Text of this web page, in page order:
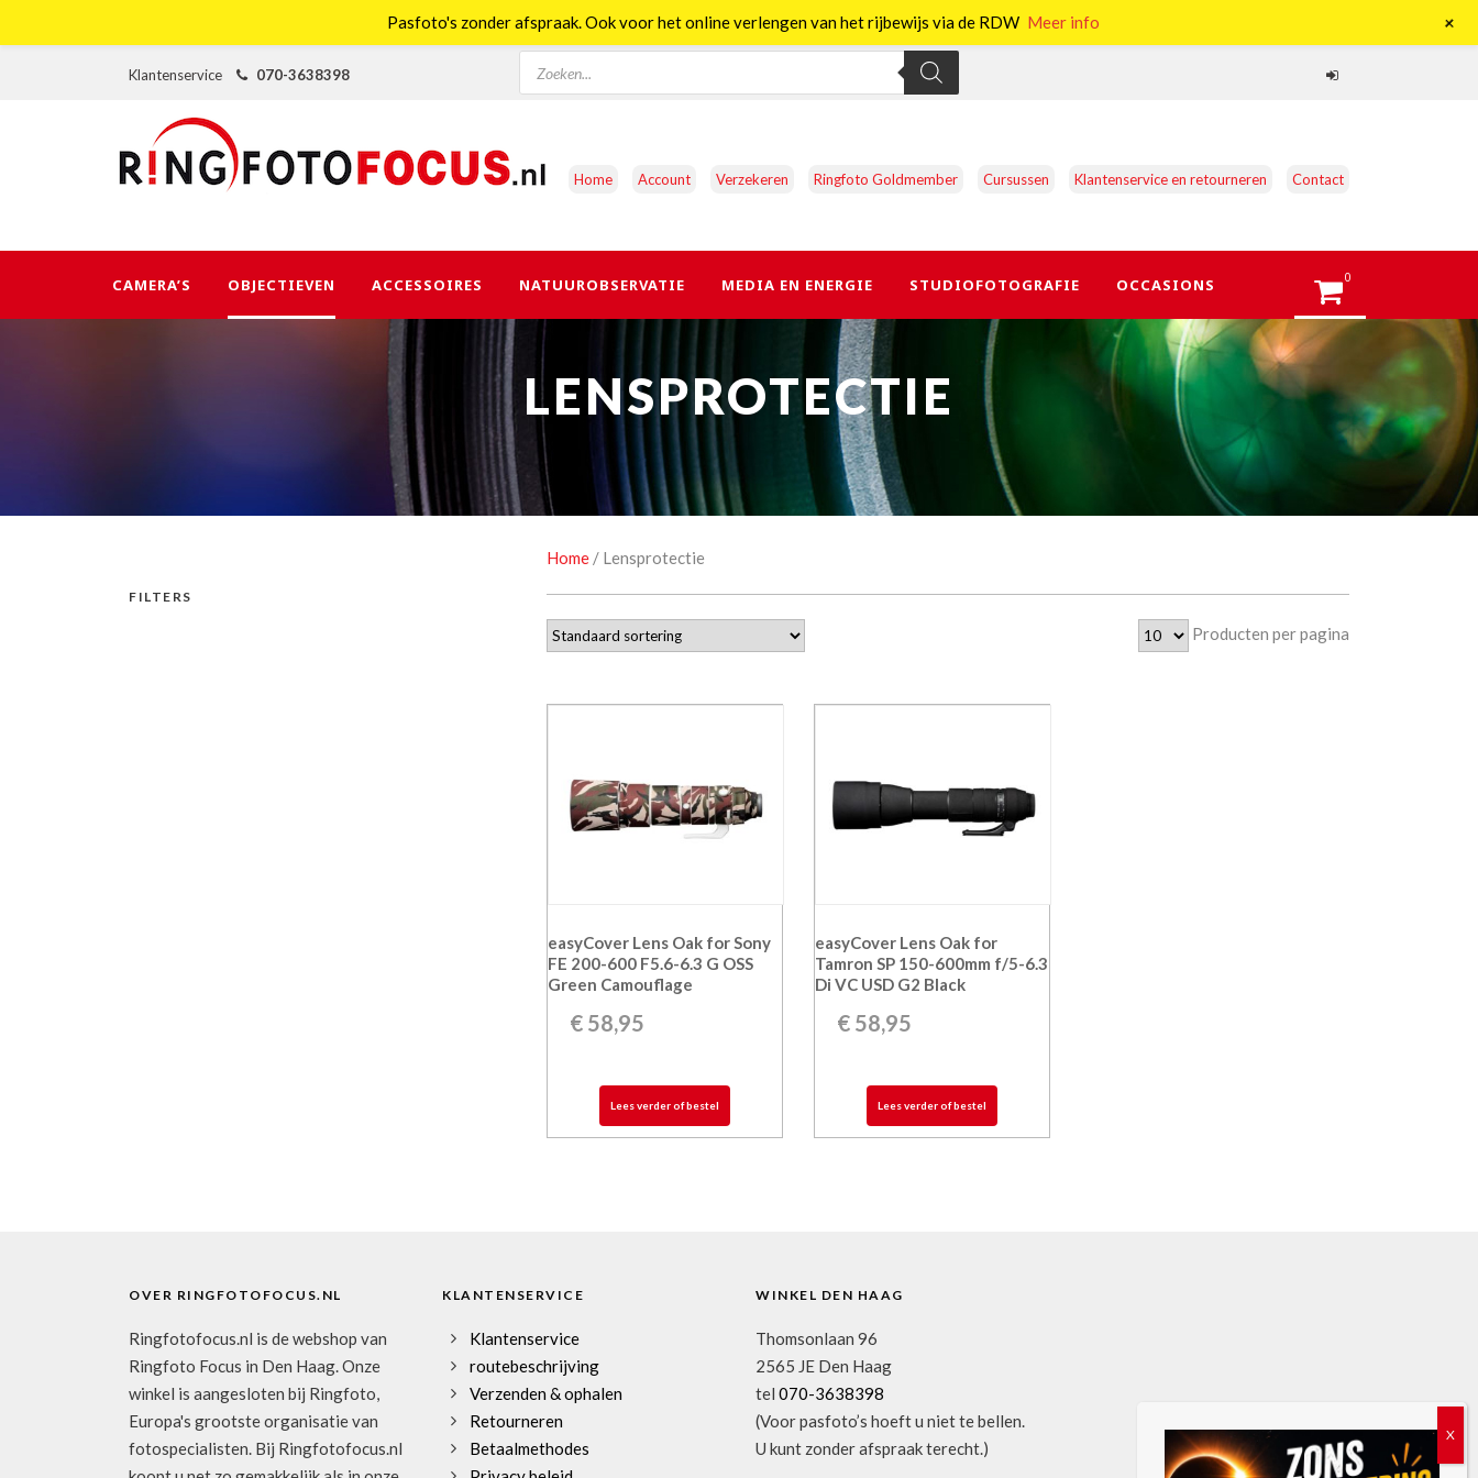
Klantenservice 070-3638398
Producten
zoeken
Home Account Verzekeren Ringfoto Goldmember Cursussen Klantenservice en retourneren Contact
CAMERA’S OBJECTIEVEN ACCESSOIRES NATUUROBSERVATIE MEDIA EN ENERGIE STUDIOFOTOGRAFIE OCCASIONS 0
LENSPROTECTIE
Home / Lensprotectie
Producten per pagina
easyCover Lens Oak for Sony
FE 200-600 F5.6-6.3 G OSS
Green Camouflage
€ 58,95
Lees verder of bestel
easyCover Lens Oak for
Tamron SP 150-600mm f/5-6.3
Di VC USD G2 Black
€ 58,95
Lees verder of bestel
FILTERS
OVER RINGFOTOFOCUS.NL
Ringfotofocus.nl is de webshop van
Ringfoto Focus in Den Haag. Onze
winkel is aangesloten bij Ringfoto,
Europa's grootste organisatie van
fotospecialisten. Bij Ringfotofocus.nl
KLANTENSERVICE
Klantenservice
routebeschrijving
Verzenden & ophalen
Retourneren
Betaalmethodes
WINKEL DEN HAAG
Thomsonlaan 96
2565 JE Den Haag
tel 070-3638398
(Voor pasfoto’s hoeft u niet te bellen.
U kunt zonder afspraak terecht.)
Pasfoto's zonder afspraak. Ook voor het online verlengen van het rijbewijs via de RDW Meer info +